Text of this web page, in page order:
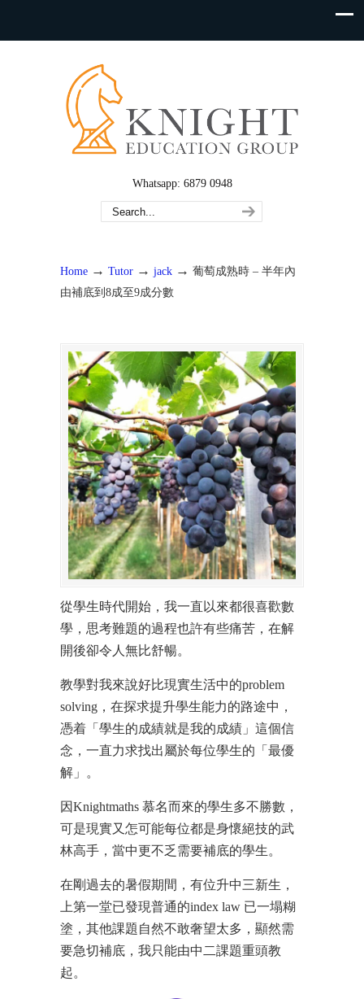
Whatsapp: 6879 0948
Home → Tutor → jack → 葡萄成熟時 – 半年內
由補底到8成至9成分數
從學生時代開始，我一直以來都很喜歡數
學，思考難題的過程也許有些痛苦，在解
開後卻令人無比舒暢。
教學對我來說好比現實生活中的problem
solving，在探求提升學生能力的路途中，
憑着「學生的成績就是我的成績」這個信
念，一直力求找出屬於每位學生的「最優
解」。
因Knightmaths 慕名而來的學生多不勝數，
可是現實又怎可能每位都是身懷絕技的武
林高手，當中更不乏需要補底的學生。
在剛過去的暑假期間，有位升中三新生，
上第一堂已發現普通的index law 已一塌糊
塗，其他課題自然不敢奢望太多，顯然需
要急切補底，我只能由中二課題重頭教
起。